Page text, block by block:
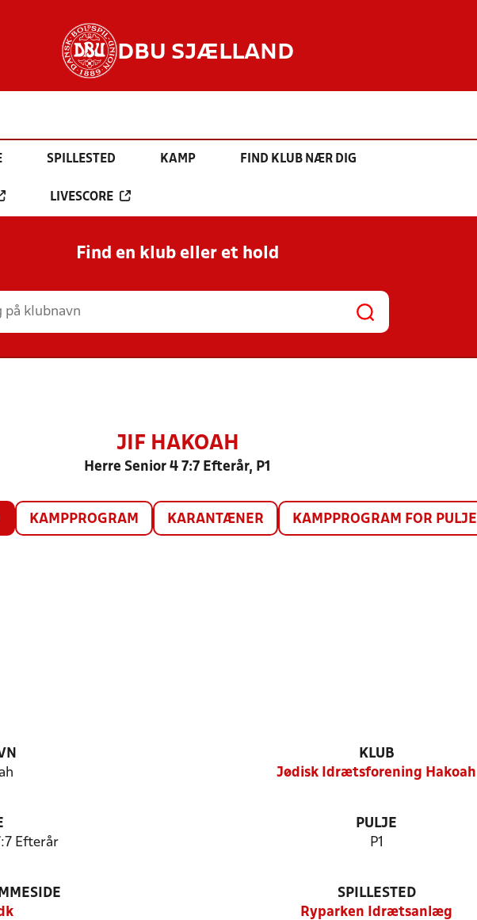
DBU SJÆLLAND
SPILLESTED KAMP FIND KLUB NÆR DIG
LIVESCORE
Find en klub eller et hold
JIF HAKOAH
Herre Senior 4 7:7 Efterår, P1
KAMPPROGRAM KARANTÆNER KAMPPROGRAM FOR PULJE
KLUB
Jødisk Idrætsforening Hakoah
Efterår
PULJE
P1
SPILLESTED
Ryparken Idrætsanlæg